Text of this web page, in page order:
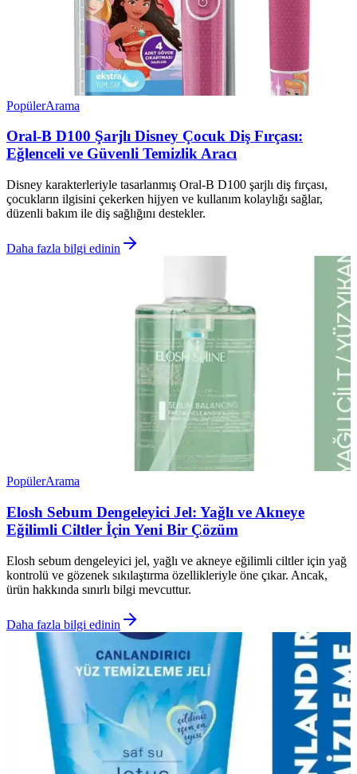
PopülerArama
Oral-B D100 Şarjlı Disney Çocuk Diş Fırçası:
Eğlenceli ve Güvenli Temizlik Aracı
Disney karakterleriyle tasarlanmış Oral-B D100 şarjlı diş fırçası,
çocukların ilgisini çekerken hijyen ve kullanım kolaylığı sağlar,
düzenli bakım ile diş sağlığını destekler.
Daha fazla bilgi edinin
PopülerArama
Elosh Sebum Dengeleyici Jel: Yağlı ve Akneye
Eğilimli Ciltler İçin Yeni Bir Çözüm
Elosh sebum dengeleyici jel, yağlı ve akneye eğilimli ciltler için yağ
kontrolü ve gözenek sıkılaştırma özellikleriyle öne çıkar. Ancak,
ürün hakkında sınırlı bilgi mevcuttur.
Daha fazla bilgi edinin